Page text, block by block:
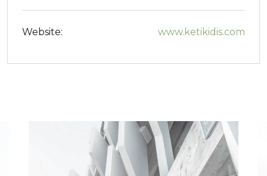
Website: www.ketikidis.com